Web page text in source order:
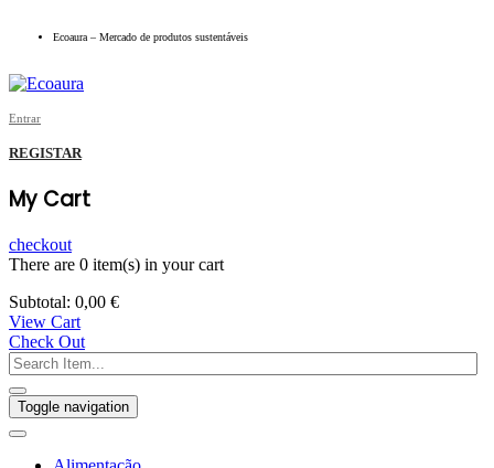
Ecoaura – Mercado de produtos sustentáveis
Entrar
REGISTAR
My Cart
checkout
There are 0 item(s) in your cart
Subtotal: 0,00 €
View Cart
Check Out
Toggle navigation